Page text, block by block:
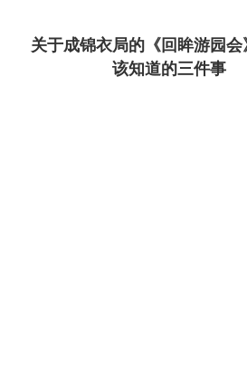
关于成锦衣局的《回眸游园会
该知道的三件事